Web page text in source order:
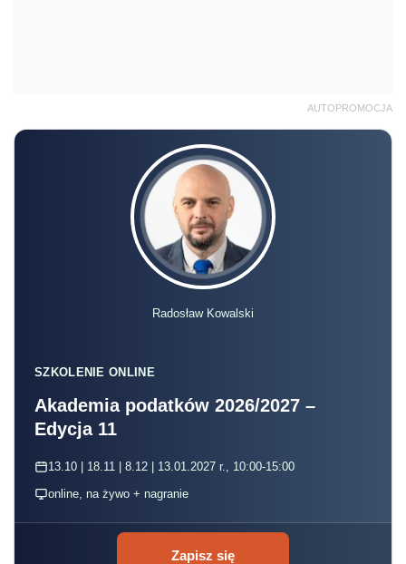
AUTOPROMOCJA
Radosław Kowalski
SZKOLENIE ONLINE
Akademia podatków 2026/2027 –
Edycja 11
13.10 | 18.11 | 8.12 | 13.01.2027 r., 10:00-15:00
online, na żywo + nagranie
Zapisz się